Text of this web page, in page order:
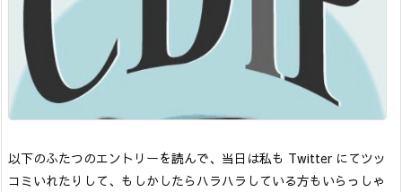
以下のふたつのエントリーを読んで、当日は私も Twitter にてツッ
コミいれたりして、もしかしたらハラハラしている方もいらっしゃ